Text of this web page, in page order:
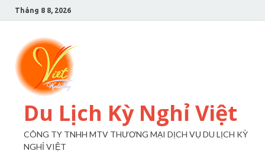
Tháng 8 8, 2026
Du Lịch Kỳ Nghỉ Việt
CÔNG TY TNHH MTV THƯƠNG MẠI DỊCH VỤ DU LỊCH KỲ
NGHỈ VIỆT